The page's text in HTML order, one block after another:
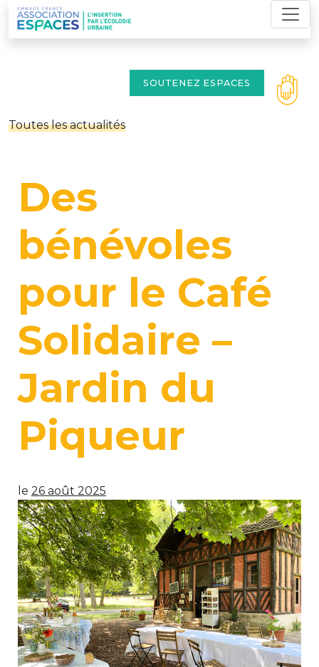
Skip
to
content
SOUTENEZ ESPACES
Toutes les actualités
Des
bénévoles
pour le Café
Solidaire –
Jardin du
Piqueur
le 26 août 2025